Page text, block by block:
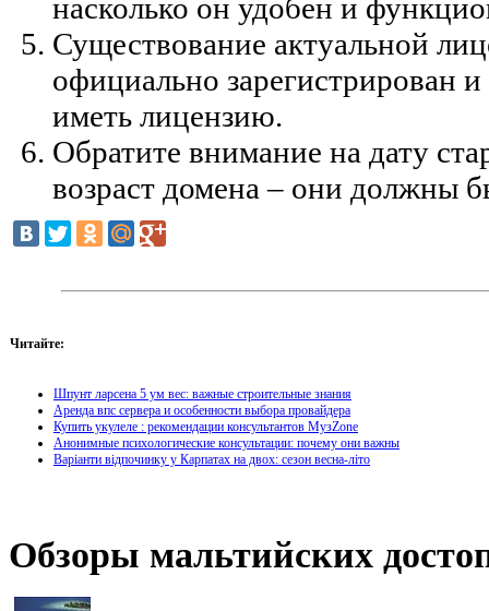
насколько он удобен и
Существование актуальной
официально зарегистрирован
иметь лицензию.
Обратите внимание на дату
возраст домена – они должны
Читайте:
Шпунт ларсена 5 ум вес: важные строительные знания
Аренда впс сервера и особенности выбора провайдера
Купить укулеле : рекомендации консультантов МузZone
Анонимные психологические консультации: почему они важны
Варіанти відпочинку у Карпатах на двох: сезон весна-літо
Обзоры мальтийских